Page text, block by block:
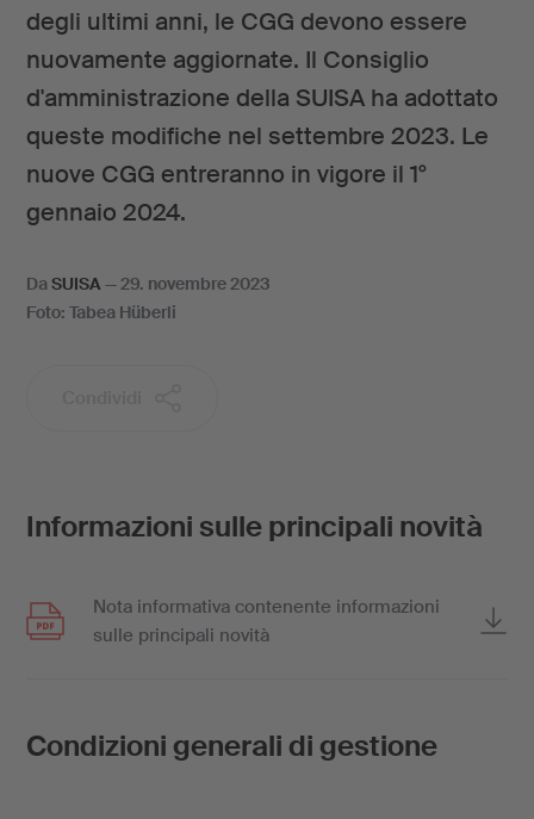
degli ultimi anni, le CGG devono essere
nuovamente aggiornate. Il Consiglio
d'amministrazione della SUISA ha adottato
queste modifiche nel settembre 2023. Le
nuove CGG entreranno in vigore il 1°
gennaio 2024.
DaSUISA—29. novembre 2023
Foto: Tabea Hüberli
Informazioni sulle principali novità
Nota informativa contenente informazioni
sulle principali novità
Condizioni generali di gestione